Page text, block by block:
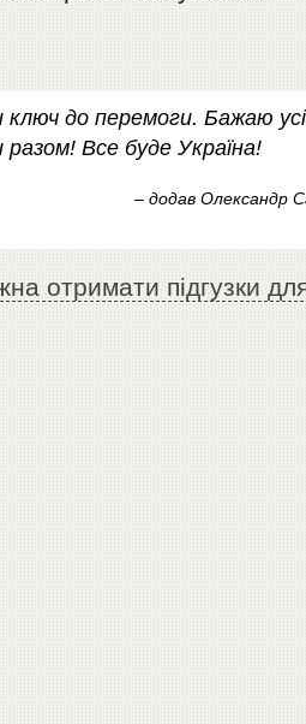
до перемоги. Бажаю
Все буде Україна!
– додав Олександр
отримати підгузки